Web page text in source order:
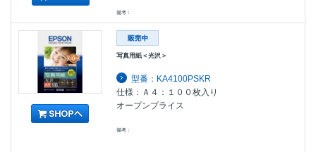
備考：
写真用紙＜光沢＞
型番：KA4100PSKR
仕様：Ａ４：１００枚入り
オープンプライス
備考：